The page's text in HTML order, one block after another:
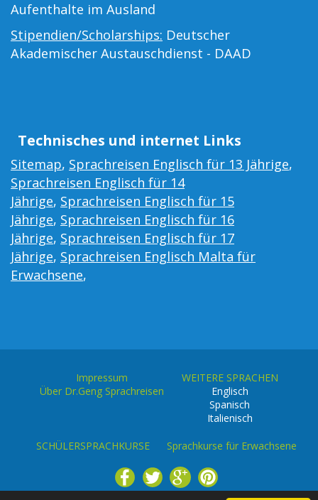
Aufenthalte im Ausland
Stipendien/Scholarships: Deutscher
Akademischer Austauschdienst - DAAD
Technisches und internet Links
Sitemap, Sprachreisen Englisch für 13 Jährige,
Sprachreisen Englisch für 14
Jährige, Sprachreisen Englisch für 15
Jährige, Sprachreisen Englisch für 16
Jährige, Sprachreisen Englisch für 17
Jährige, Sprachreisen Englisch Malta für
Erwachsene,
Impressum
Über Dr.Geng Sprachreisen
WEITERE SPRACHEN
Englisch
Spanisch
Italienisch
SCHÜLERSPRACHKURSE Sprachkurse für Erwachsene